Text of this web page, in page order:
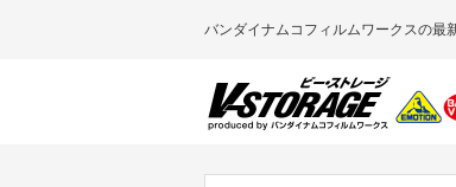
バンダイナムコフィルムワークスの最